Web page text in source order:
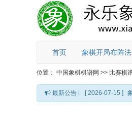
首页 象棋开局布阵法
位置： 中国象棋棋谱网 >> 比赛棋
最新公告 | [ 2026-07-15 ]